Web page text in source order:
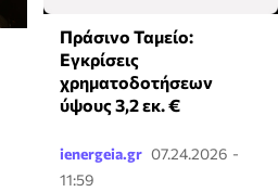
Πράσινο Ταμείο:
Εγκρίσεις
χρηματοδοτήσεων
ύψους 3,2 εκ. €
ienergeia.gr 07.24.2026 -
11:59